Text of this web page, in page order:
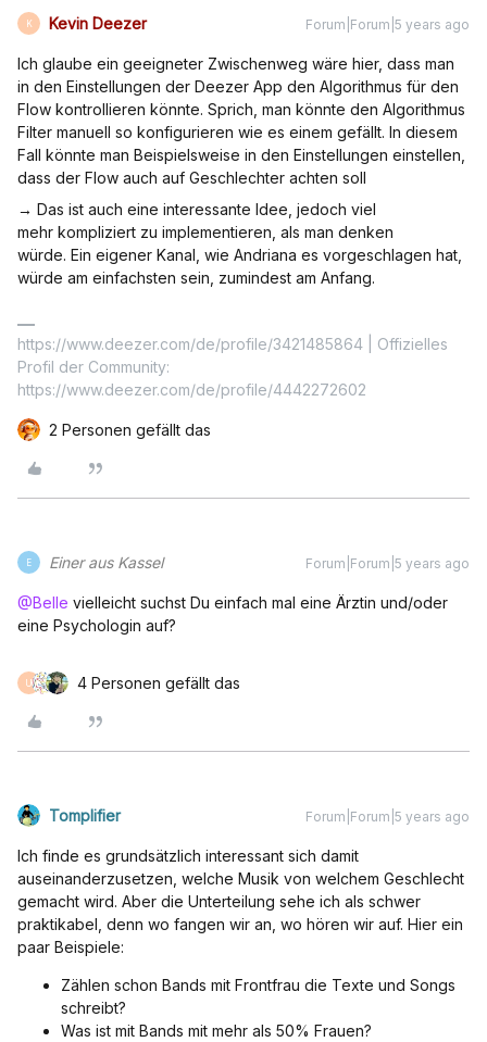
K Kevin Deezer Forum|Forum|5 years ago
Ich glaube ein geeigneter Zwischenweg wäre hier, dass man
in den Einstellungen der Deezer App den Algorithmus für den
Flow kontrollieren könnte. Sprich, man könnte den Algorithmus
Filter manuell so konfigurieren wie es einem gefällt. In diesem
Fall könnte man Beispielsweise in den Einstellungen einstellen,
dass der Flow auch auf Geschlechter achten soll
→ Das ist auch eine interessante Idee, jedoch viel
mehr kompliziert zu implementieren, als man denken
würde. Ein eigener Kanal, wie Andriana es vorgeschlagen hat,
würde am einfachsten sein, zumindest am Anfang.
https://www.deezer.com/de/profile/3421485864 | Offizielles
Profil der Community:
https://www.deezer.com/de/profile/4442272602
2 Personen gefällt das
E Einer aus Kassel Forum|Forum|5 years ago
@Belle vielleicht suchst Du einfach mal eine Ärztin und/oder
eine Psychologin auf?
U 4 Personen gefällt das
Tomplifier Forum|Forum|5 years ago
Ich finde es grundsätzlich interessant sich damit
auseinanderzusetzen, welche Musik von welchem Geschlecht
gemacht wird. Aber die Unterteilung sehe ich als schwer
praktikabel, denn wo fangen wir an, wo hören wir auf. Hier ein
paar Beispiele:
Zählen schon Bands mit Frontfrau die Texte und Songs
schreibt?
Was ist mit Bands mit mehr als 50% Frauen?